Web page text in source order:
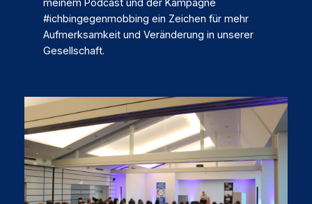
meinem Podcast und der Kampagne
#ichbingegenmobbing ein Zeichen für mehr
Aufmerksamkeit und Veränderung in unserer
Gesellschaft.